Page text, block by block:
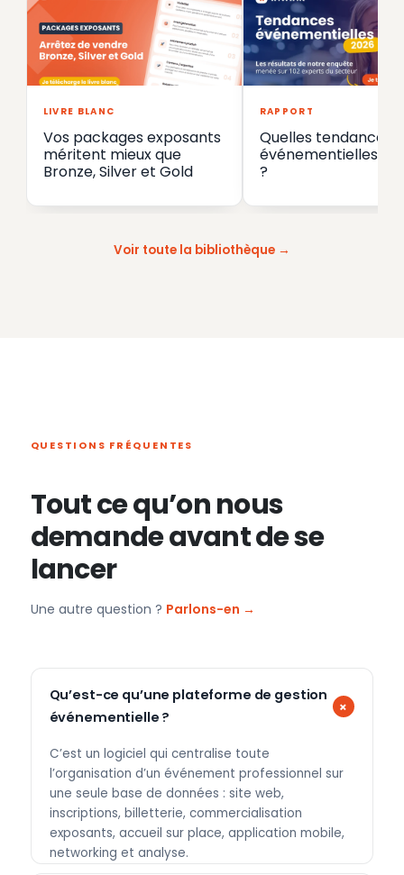
LIVRE BLANC
Vos packages exposants
méritent mieux que
Bronze, Silver et Gold
RAPPORT
Quelles tendances
événementielles en
?
Voir toute la bibliothèque
QUESTIONS FRÉQUENTES
Tout ce qu’on nous
demande avant de se
lancer
Une autre question ? Parlons-en →
Qu’est-ce qu’une plateforme de gestion
événementielle ?
C’est un logiciel qui centralise toute
l’organisation d’un événement professionnel sur
une seule base de données : site web,
inscriptions, billetterie, commercialisation
exposants, accueil sur place, application mobile,
networking et analyse.